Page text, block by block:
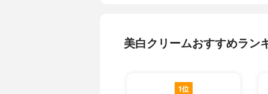
美白クリームおすすめラン
1位